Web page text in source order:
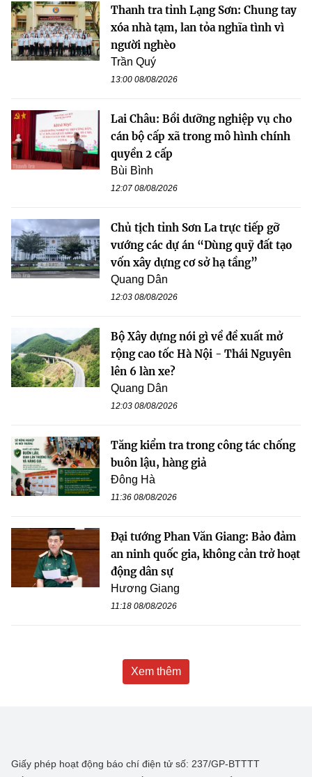
Thanh tra tỉnh Lạng Sơn: Chung tay
xóa nhà tạm, lan tỏa nghĩa tình vì
người nghèo
Trần Quý
13:00 08/08/2026
Lai Châu: Bồi dưỡng nghiệp vụ cho
cán bộ cấp xã trong mô hình chính
quyền 2 cấp
Bùi Bình
12:07 08/08/2026
Chủ tịch tỉnh Sơn La trực tiếp gỡ
vướng các dự án “Dùng quỹ đất tạo
vốn xây dựng cơ sở hạ tầng”
Quang Dân
12:03 08/08/2026
Bộ Xây dựng nói gì về đề xuất mở
rộng cao tốc Hà Nội - Thái Nguyên
lên 6 làn xe?
Quang Dân
12:03 08/08/2026
Tăng kiểm tra trong công tác chống
buôn lậu, hàng giả
Đông Hà
11:36 08/08/2026
Đại tướng Phan Văn Giang: Bảo đảm
an ninh quốc gia, không cản trở hoạt
động dân sự
Hương Giang
11:18 08/08/2026
Xem thêm
Giấy phép hoạt động báo chí điện tử số: 237/GP-BTTTT